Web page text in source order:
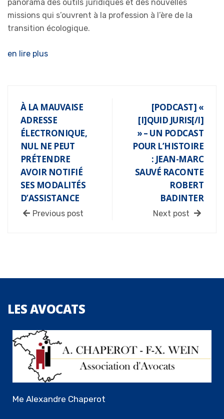
panorama des outils juridiques et des nouvelles
missions qui s’ouvrent à la profession à l’ère de la
transition écologique.
en lire plus
À LA MAUVAISE
ADRESSE
ÉLECTRONIQUE,
NUL NE PEUT
PRÉTENDRE
AVOIR NOTIFIÉ
SES MODALITÉS
D’ASSISTANCE
Previous post
[PODCAST] «
[I]QUID JURIS[/I]
» – UN PODCAST
POUR L’HISTOIRE
: JEAN-MARC
SAUVÉ RACONTE
ROBERT
BADINTER
Next post
LESAVOCATS
Me Alexandre Chaperot